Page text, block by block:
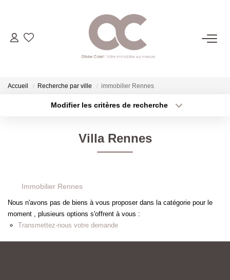
06.14.98.69.34
ACHETER
ESTIMER
CONTACT
Accueil Recherche par ville immobilier Rennes
Modifier les critères de recherche
Créer une alerte
Villa Rennes
Immobilier Rennes
Nous n'avons pas de biens à vous proposer dans la catégorie pour le
moment , plusieurs options s'offrent à vous :
Transmettez-nous votre demande